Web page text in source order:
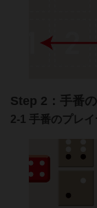
Step 2：手番
2-1 手番のプレイ